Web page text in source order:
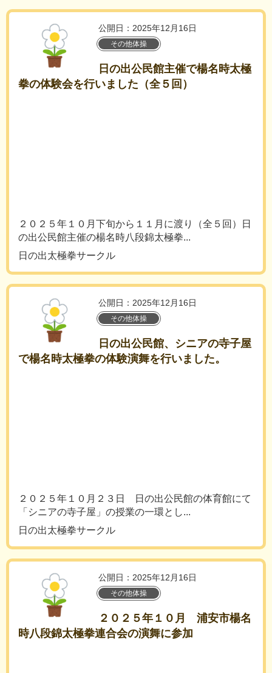
公開日：2025年12月16日
その他体操
日の出公民館主催で楊名時太極
拳の体験会を行いました（全５回）
２０２５年１０月下旬から１１月に渡り（全５回）日
の出公民館主催の楊名時八段錦太極拳...
日の出太極拳サークル
公開日：2025年12月16日
その他体操
日の出公民館、シニアの寺子屋
で楊名時太極拳の体験演舞を行いました。
２０２５年１０月２３日 日の出公民館の体育館にて
「シニアの寺子屋」の授業の一環とし...
日の出太極拳サークル
公開日：2025年12月16日
その他体操
２０２５年１０月 浦安市楊名
時八段錦太極拳連合会の演舞に参加